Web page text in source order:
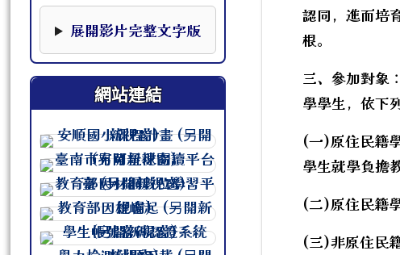
本影片下方提供完整文字版，可作為影片資訊的替代閱
展開影片完整文字版
網站連結
連至 http://course.tn.edu.tw/
連至 http://course.tn.edu.tw/
連至 http://course.tn.edu.tw/
連至 http://course.tn.edu.tw/
連至 http://course.tn.edu.tw/
認同，進而培
根。
三、參加對象
學學生，依下
(一)原住民籍
學生就學負擔
(二)原住民籍
(三)非原住民